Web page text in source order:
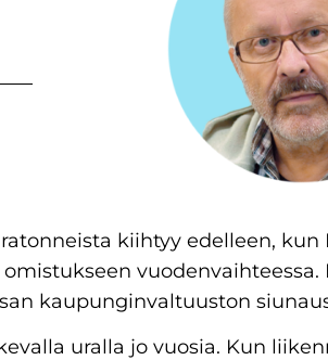
kiihtyy edelleen, kun
vuodenvaihteessa.
kaupunginvaltuuston
uralla jo vuosia. Kun